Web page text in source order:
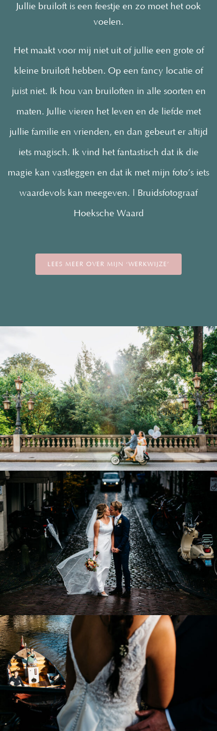
Jullie bruiloft is een feestje en zo moet het ook
voelen.
Het maakt voor mij niet uit of jullie een grote of
kleine bruiloft hebben. Op een fancy locatie of
juist niet. Ik hou van bruiloften in alle soorten en
maten. Jullie vieren het leven en de liefde met
jullie familie en vrienden, en dan gebeurt er altijd
iets magisch. Ik vind het fantastisch dat ik die
magie kan vastleggen en dat ik met mijn foto’s iets
waardevols kan meegeven. | Bruidsfotograaf
Hoeksche Waard
LEES MEER OVER MIJN ‘WERKWIJZE’